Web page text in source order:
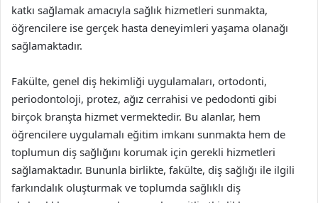
katkı sağlamak amacıyla sağlık hizmetleri sunmakta,
öğrencilere ise gerçek hasta deneyimleri yaşama olanağı
sağlamaktadır.
Fakülte, genel diş hekimliği uygulamaları, ortodonti,
periodontoloji, protez, ağız cerrahisi ve pedodonti gibi
birçok branşta hizmet vermektedir. Bu alanlar, hem
öğrencilere uygulamalı eğitim imkanı sunmakta hem de
toplumun diş sağlığını korumak için gerekli hizmetleri
sağlamaktadır. Bununla birlikte, fakülte, diş sağlığı ile ilgili
farkındalık oluşturmak ve toplumda sağlıklı diş